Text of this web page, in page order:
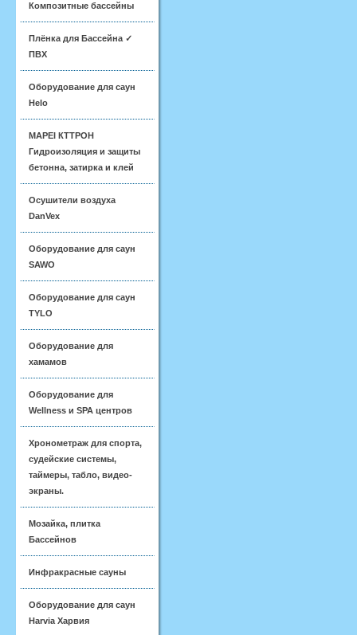
Композитные бассейны
Плёнка для Бассейна ✓
ПВХ
Оборудование для саун
Helo
MAPEI КТТРОН
Гидроизоляция и защиты
бетонна, затирка и клей
Осушители воздуха
DanVex
Оборудование для саун
SAWO
Оборудование для саун
TYLO
Оборудование для
хамамов
Оборудование для
Wellness и SPA центров
Хронометраж для спорта,
судейские системы,
таймеры, табло, видео-
экраны.
Мозайка, плитка
Бассейнов
Инфракрасные сауны
Оборудование для саун
Harvia Харвия